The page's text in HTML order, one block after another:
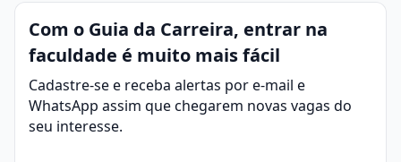
estratégico de projetos
Durante a formação, o alunoaprende sobre a gestão
de serviços públicos, planejamento orçamentário,
administração pública.
Além disso, tem contato com disciplinas sobre gestão
de crises, comunicação pública, ética no serviço
Gestão Pública é área responsável por
e organizar os recursos públicos oferecidos pelo
Estado à população.
Seu objetivo émelhorar a eficiência, transparência e
a qualidade de serviços essenciais prestados à
sociedade, como de saúde, educação, segurança e
Com o Guia da Carreira, entrar na
faculdade é muito mais fácil
Cadastre-se e receba alertas por e-mail e
WhatsApp assim que chegarem novas vagas do
seu interesse.